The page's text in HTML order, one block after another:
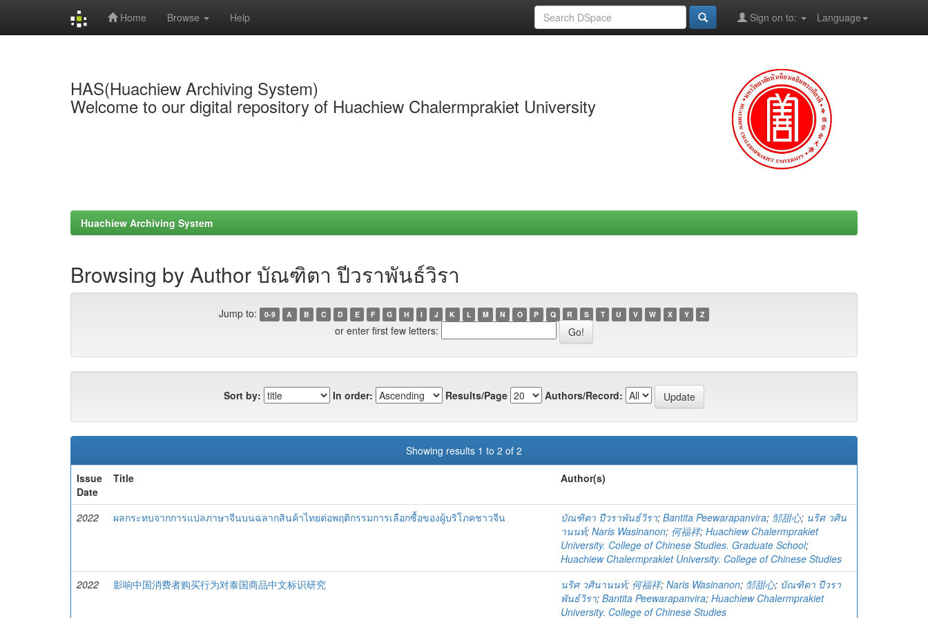
Home Browse Help Language
Sign on to:
HAS(Huachiew Archiving System)
Welcome to our digital repository of Huachiew Chalermprakiet University
Huachiew Archiving System
Browsing by Author บัณฑิตา ปีวราพันธ์วิรา
Jump to: 0-9 A B C D E F G H I J K L M N O P Q R S T U V W X Y Z
or enter first few letters:
Sort by: In order: Results/Page Authors/Record:
Showing results 1 to 2 of 2
Issue
Date
Title Author(s)
2022 ผลกระทบจากการแปลภาษาจีนบนฉลากสินค้าไทยต่อพฤติกรรมการเลือกซื้อของผู้บริโภคชาวจีน บัณฑิตา ปีวราพันธ์วิรา; Bantita Peewarapanvira; 邹甜心; นริศ วศิน
านนท์; Naris Wasinanon; 何福祥; Huachiew Chalermprakiet
University. College of Chinese Studies. Graduate School;
Huachiew Chalermprakiet University. College of Chinese Studies
2022
影响中国消费者购买行为对泰国商品中文标识研究 นริศ วศินานนท์; 何福祥; Naris Wasinanon; 邹甜心; บัณฑิตา ปีวรา
พันธ์วิรา; Bantita Peewarapanvira; Huachiew Chalermprakiet
University. College of Chinese Studies